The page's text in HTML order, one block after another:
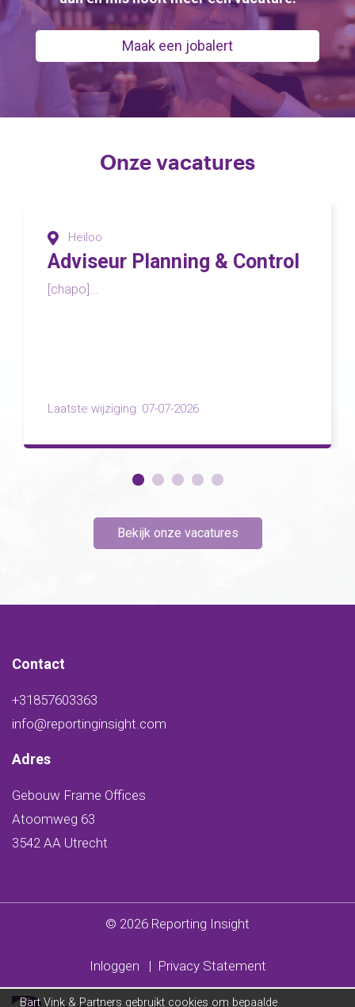
Maak een jobalert
Onze vacatures
Heiloo
Adviseur Planning & Control
[chapo]...
Laatste wijziging: 07-07-2026
Bekijk onze vacatures
Contact
+31857603363
info@reportinginsight.com
Adres
Gebouw Frame Offices
Atoomweg 63
3542 AA Utrecht
© 2026 Reporting Insight
Inloggen | Privacy Statement
Bart Vink & Partners gebruikt cookies om bepaalde